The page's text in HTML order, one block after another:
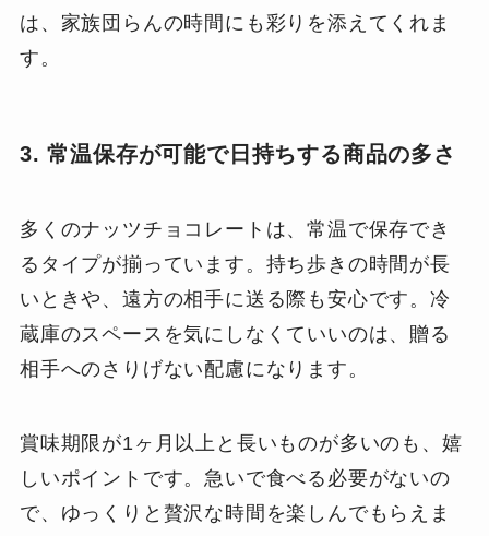
は、家族団らんの時間にも彩りを添えてくれま
す。
3. 常温保存が可能で日持ちする商品の多さ
多くのナッツチョコレートは、常温で保存でき
るタイプが揃っています。持ち歩きの時間が長
いときや、遠方の相手に送る際も安心です。冷
蔵庫のスペースを気にしなくていいのは、贈る
相手へのさりげない配慮になります。
賞味期限が1ヶ月以上と長いものが多いのも、嬉
しいポイントです。急いで食べる必要がないの
で、ゆっくりと贅沢な時間を楽しんでもらえま